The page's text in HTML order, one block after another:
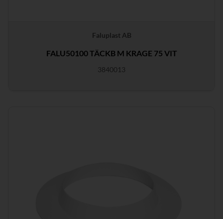
Faluplast AB
FALU50100 TÄCKB M KRAGE 75 VIT
3840013